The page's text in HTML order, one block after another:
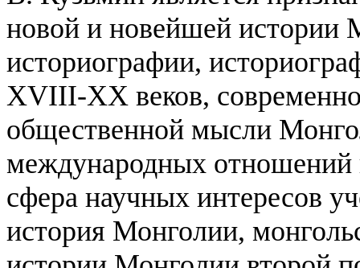
новой и новейшей истории
историографии,
XVIII-XX веков,
общественной мысли
международных
сфера научных интересов
история Монголии,